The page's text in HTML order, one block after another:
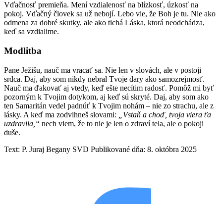
Vďačnosť premieňa. Mení vzdialenosť na blízkosť, úzkosť na
pokoj. Vďačný človek sa už nebojí. Lebo vie, že Boh je tu. Nie ako
odmena za dobré skutky, ale ako tichá Láska, ktorá neodchádza,
keď sa vzdialime.
Modlitba
Pane Ježišu, nauč ma vracať sa. Nie len v slovách, ale v postoji
srdca. Daj, aby som nikdy nebral Tvoje dary ako samozrejmosť.
Nauč ma ďakovať aj vtedy, keď ešte necítim radosť. Pomôž mi byť
pozorným k Tvojim dotykom, aj keď sú skryté. Daj, aby som ako
ten Samaritán vedel padnúť k Tvojim nohám – nie zo strachu, ale z
lásky. A keď ma zodvihneš slovami:
„Vstaň a choď, tvoja viera ťa
uzdravila,“ nech viem, že to nie je len o zdraví tela, ale o pokoji
duše.
Text: P. Juraj Begany SVD Publikované dňa: 8. októbra 2025